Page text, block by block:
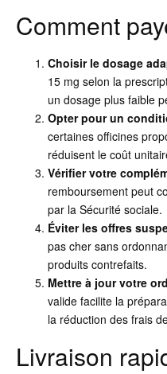
Comment
Choisir le dosage
15 mg selon la
un dosage plus faible
Opter pour un
certaines officines
réduisent le coût
Vérifier votre
remboursement peut
par la Sécurité sociale.
Éviter les offres
pas cher sans
produits contrefaits.
Mettre à jour votre
valide facilite la
la réduction des frais
Livraison